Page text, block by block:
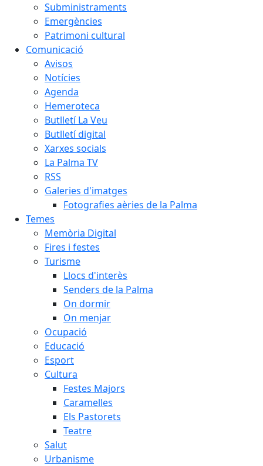
Subministraments
Emergències
Patrimoni cultural
Comunicació
Avisos
Notícies
Agenda
Hemeroteca
Butlletí La Veu
Butlletí digital
Xarxes socials
La Palma TV
RSS
Galeries d'imatges
Fotografies aèries de la Palma
Temes
Memòria Digital
Fires i festes
Turisme
Llocs d'interès
Senders de la Palma
On dormir
On menjar
Ocupació
Educació
Esport
Cultura
Festes Majors
Caramelles
Els Pastorets
Teatre
Salut
Urbanisme